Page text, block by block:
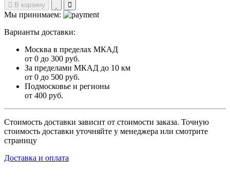
В корзину
Мы принимаем:
Варианты доставки:
Москва в пределах МКАД
от 0 до 300 руб.
За пределами МКАД до 10 км
от 0 до 500 руб.
Подмосковье и регионы
от 400 руб.
Стоимость доставки зависит от стоимости заказа. Точную
стоимость доставки уточняйте у менеджера или смотрите
страницу
Доставка и оплата